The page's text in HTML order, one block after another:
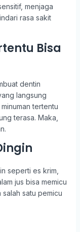
menjaga
rasa sakit
Bisa
dentin
langsung
tertentu
terasa. Maka,
seperti es krim,
jus bisa memicu
salah satu pemicu